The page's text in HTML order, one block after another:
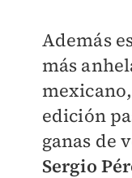
Además
más
edición
ganas de
Sergio